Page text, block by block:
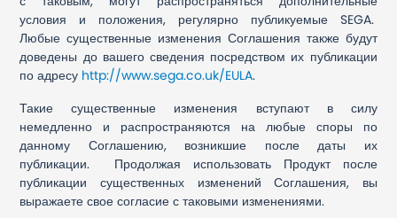
условия и положения, регулярно публикуемые SEGA.
Любые существенные изменения Соглашения также будут
доведены до вашего сведения посредством их публикации
по адресу http://www.sega.co.uk/EULA.
Такие существенные изменения вступают в силу
немедленно и распространяются на любые споры по
данному Соглашению, возникшие после даты их
публикации. Продолжая использовать Продукт после
публикации существенных изменений Соглашения, вы
выражаете свое согласие с таковыми изменениями.